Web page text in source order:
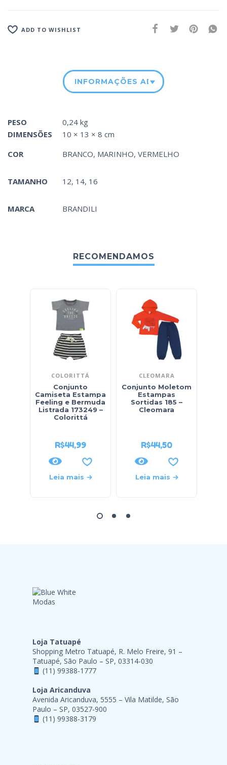
ADD TO WISHLIST
INFORMAÇÕES ADICIONAIS
PESO
0,24 kg
DIMENSÕES
10 × 13 × 8 cm
COR
BRANCO, MARINHO, VERMELHO
TAMANHO 12, 14, 16
MARCA BRANDILI
RECOMENDAMOS
COLORITTÁ
Conjunto
Camiseta Estampa
Feeling e Bermuda
Listrada 173249 –
Colorittá
R$44,99
Leia mais
CLEOMARA
Conjunto Moletom
Estampas
Sortidas 185 –
Cleomara
R$44,50
Leia mais
Loja Tatuapé
Shopping Metro Tatuapé, R. Melo Freire, 91 –
Tatuapé, São Paulo – SP, 03314-030
(11) 99388-1777
Loja Aricanduva
Avenida Aricanduva, 5555 – Vila Matilde, São
Paulo – SP, 03527-900
(11) 99388-3179